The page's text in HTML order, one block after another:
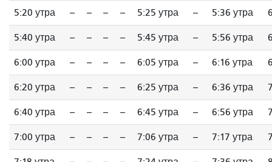
5:20 утра -- -- -- -- 5:25 утра -- 5:36 утра
5:40 утра -- -- -- -- 5:45 утра -- 5:56 утра
6:00 утра -- -- -- -- 6:05 утра -- 6:16 утра
6:20 утра -- -- -- -- 6:25 утра -- 6:36 утра
6:40 утра -- -- -- -- 6:45 утра -- 6:56 утра
7:00 утра -- -- -- -- 7:06 утра -- 7:17 утра